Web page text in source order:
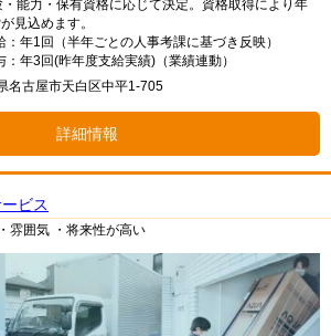
・能力・保有資格に応じて決定。資格取得により年
見込めます。
：年1回（半年ごとの人事考課に基づき反映）
：年3回(昨年度支給実績)（業績連動）
名古屋市天白区中平1-705
詳細情報
ビス
雰囲気 ・将来性が高い